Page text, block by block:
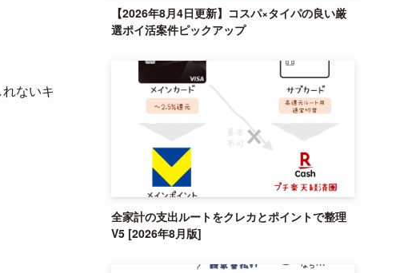
ないキ
【2026年8月4日更新】コスパ×タイパの良い厳
選ポイ活案件ピックアップ
全家計の支出ルートをクレカとポイントで整理
V5 [2026年8月版]